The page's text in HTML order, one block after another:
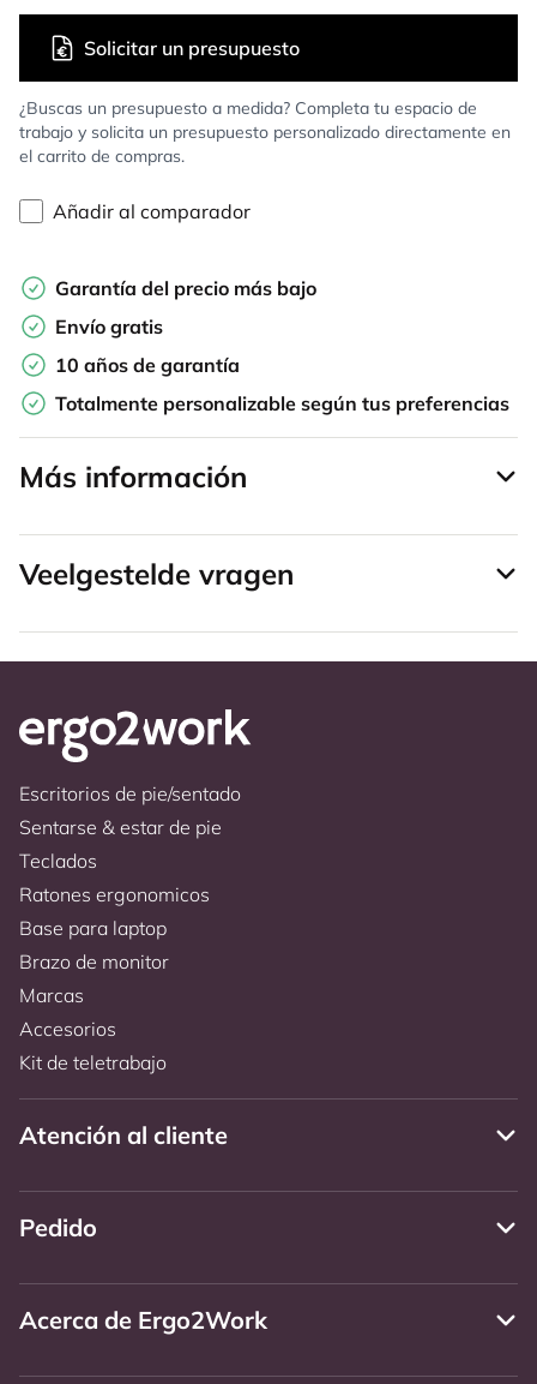
¿Buscas un presupuesto a medida? Completa tu espacio de
trabajo y solicita un presupuesto personalizado directamente en
el carrito de compras.
Solicitar un presupuesto
Añadir al comparador
Garantía del precio más bajo
Envío gratis
10 años de garantía
Totalmente personalizable según tus preferencias
Más información
Veelgestelde vragen
Escritorios de pie/sentado
Sentarse & estar de pie
Teclados
Ratones ergonomicos
Base para laptop
Brazo de monitor
Marcas
Accesorios
Kit de teletrabajo
Atención al cliente
Pedido
Acerca de Ergo2Work